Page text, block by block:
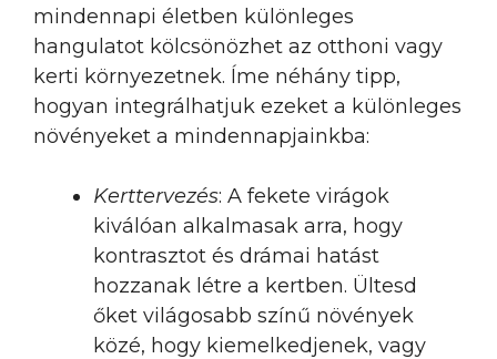
mindennapi életben különleges
hangulatot kölcsönözhet az otthoni vagy
kerti környezetnek. Íme néhány tipp,
hogyan integrálhatjuk ezeket a különleges
növényeket a mindennapjainkba:
Kerttervezés: A fekete virágok
kiválóan alkalmasak arra, hogy
kontrasztot és drámai hatást
hozzanak létre a kertben. Ültesd
őket világosabb színű növények
közé, hogy kiemelkedjenek, vagy